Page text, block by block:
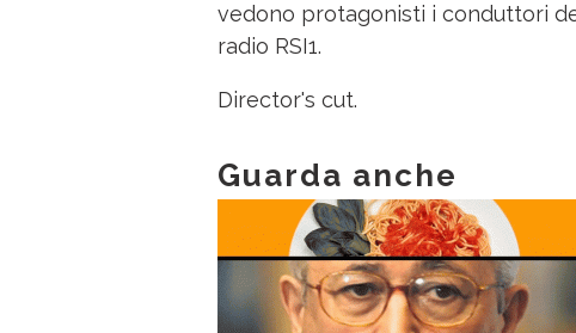
vedono protagonisti i conduttori
radio RSI1.
Director's cut.
Guarda anche